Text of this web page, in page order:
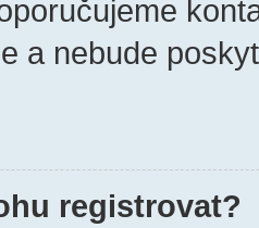
a nebude
registrovat?